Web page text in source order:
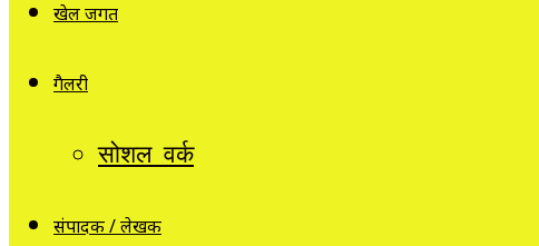
खेल जगत
गैलरी
सोशल वर्क
संपादक / लेखक